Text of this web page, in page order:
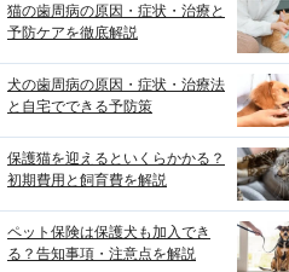
猫の歯周病の原因・症状・治療と
予防ケアを徹底解説
犬の歯周病の原因・症状・治療法
と自宅でできる予防策
保護猫を迎えるといくらかかる？
初期費用と飼育費を解説
ペット保険は保護犬も加入でき
る？告知事項・注意点を解説